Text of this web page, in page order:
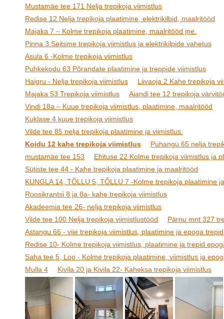
Mustamäe tee 171 Nelja trepikoja viimistlus
Redise 12 Nelja trepikoja plaatimine, elektrikilbid, maalritööd
Majaka 7 – Kolme trepikoja plaatimine, maalritööd jne.
Pinna 3 Seitsme trepikoja viimistlus ja elektrikilpide vahetus
Asula 6 -Kolme trepikoja viimistlus
Puhkekodu 63 Põrandate plaatimine ja treppide viimistlus
Haigru - Nelja trepikoja viimistlus
Liivaoja 2 Kahe trepikoja
Majaka 53 Trepikoja viimistlus
Aiandi tee 12 trepikoja
Vindi 18a – Kuue trepikoja viimistlus, plaatimine, maalritööd
Kuklase 4 kuue trepikoja viimistlus
Vilde tee 85 nelja trepikoja plaatimine ja viimistlus.
Koidu 12 kahe trepikoja viimistlus
Puhangu 65 nelja
mustamäe tee 153
Ehituse 22 Kolme trepikoja viimistlus ja
Sütiste tee 44 - Kahe trepikoja plaatimine ja maalritööd
KUNGLA 14, TÕLLU 5, TÕLLU 7 -Kolme trepikoja plaatimine
Roosikrantsi 8 ja 8a- kahe trepikoja viimistlus
Akadeemia tee 26- nelja trepikoja viimistlus
Vilde tee 100 Nelja trepikoja viimistlustööd
Pärnu mnt 327
Astangu 66 - viie trepikoja viimistlus, plaatimine ja epoga trepid
Redise 10- Kolme trepikoja viimistlus, plaatimine ja trepid
Saha tee 5, Loo - Kolme trepikoja plaatimine, viimistlus ja
Mulla 4
Kivila 20 ja Kivila 22- Kaheksa trepikoja viimistlus